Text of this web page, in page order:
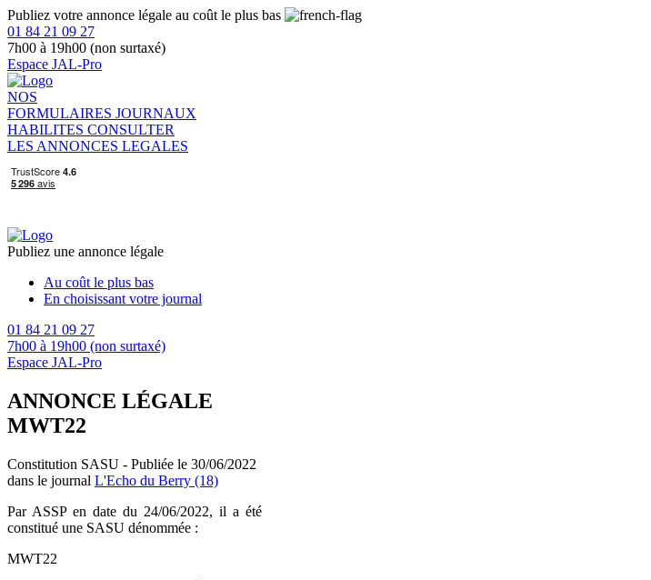
Publiez votre annonce légale au coût le plus bas
01 84 21 09 27
7h00 à 19h00 (non surtaxé)
Espace JAL-Pro
NOS
FORMULAIRES JOURNAUX
HABILITES CONSULTER
LES ANNONCES LEGALES
Publiez une annonce légale
Au coût le plus bas
En choisissant votre journal
01 84 21 09 27
7h00 à 19h00 (non surtaxé)
Espace JAL-Pro
ANNONCE LÉGALE
MWT22
Constitution SASU - Publiée le 30/06/2022
dans le journal L'Echo du Berry (18)
Par ASSP en date du 24/06/2022, il a été
constitué une SASU dénommée :
MWT22